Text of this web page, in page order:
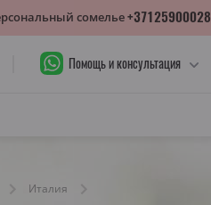
Помощь и консультация
Италия
сомелье+37125900028